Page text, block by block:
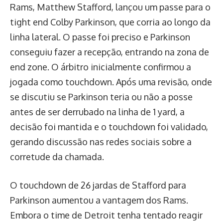
Rams, Matthew Stafford, lançou um passe para o
tight end Colby Parkinson, que corria ao longo da
linha lateral. O passe foi preciso e Parkinson
conseguiu fazer a recepção, entrando na zona de
end zone. O árbitro inicialmente confirmou a
jogada como touchdown. Após uma revisão, onde
se discutiu se Parkinson teria ou não a posse
antes de ser derrubado na linha de 1 yard, a
decisão foi mantida e o touchdown foi validado,
gerando discussão nas redes sociais sobre a
corretude da chamada.
O touchdown de 26 jardas de Stafford para
Parkinson aumentou a vantagem dos Rams.
Embora o time de Detroit tenha tentado reagir